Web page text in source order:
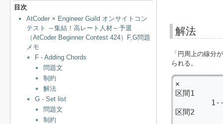
目次
AtCoder × Engineer Guild オンサイトコン
テスト ～集結！高レート人材～予選
（AtCoder Beginner Contest 424）F,G問題
メモ
F - Adding Chords
問題文
制約
解法
G - Set list
問題文
制約
解法
「円周上の線分
られる。
×
区間1
区間2